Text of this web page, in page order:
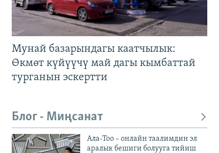
Мунай базарындагы каатчылык:
Өкмөт күйүүчү май дагы кымбаттай
турганын эскертти
Блог - Миңсанат
Ала-Тоо – онлайн таалимдин эл
аралык бешиги болууга тийиш